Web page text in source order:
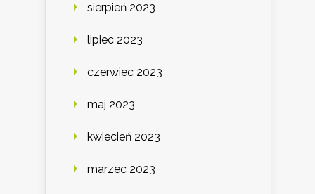
sierpień 2023
lipiec 2023
czerwiec 2023
maj 2023
kwiecień 2023
marzec 2023